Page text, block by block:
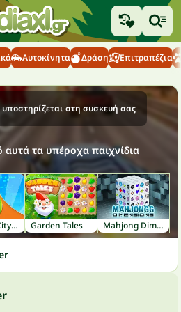
Αυτοκίνητα Δράση Επιτραπέζια
υποστηρίζεται στη συσκευή σας
αυτά τα υπέροχα παιχνίδια
Machine City Balls Garden Tales Mahjong Dimensions